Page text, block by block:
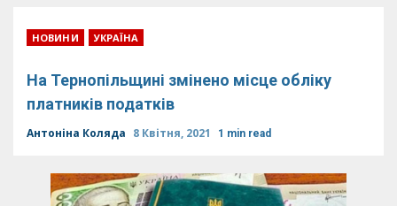
НОВИНИ УКРАЇНА
На Тернопільщині змінено місце обліку
платників податків
Антоніна Коляда 8 Квітня, 2021 1 min read